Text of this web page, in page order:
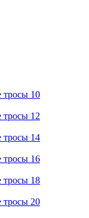
тросы 10
тросы 12
тросы 14
тросы 16
тросы 18
тросы 20